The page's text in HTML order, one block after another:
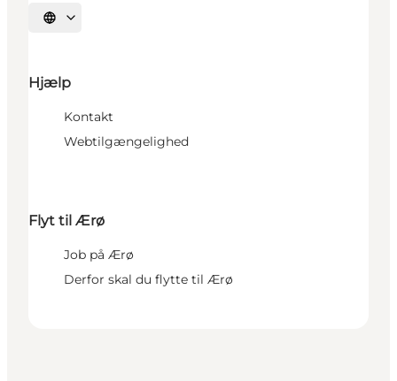
Vælg sprog
Hjælp
Kontakt
Webtilgængelighed
Flyt til Ærø
Job på Ærø
Derfor skal du flytte til Ærø